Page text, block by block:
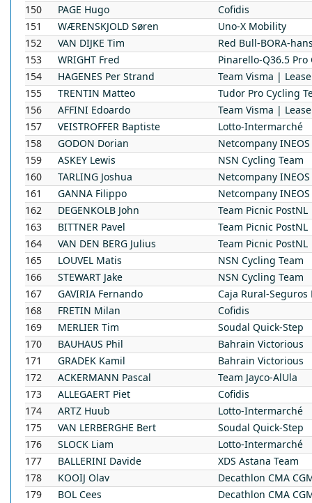
150
PAGE Hugo
Cofidis
151
WÆRENSKJOLD Søren
Uno-X Mobility
152
VAN DIJKE Tim
Red Bull-BORA-
153
WRIGHT Fred
Pinarello-Q36.5 Pro
154
HAGENES Per Strand
Team Visma |
155
TRENTIN Matteo
Tudor Pro Cycling
156
AFFINI Edoardo
Team Visma |
157
VEISTROFFER Baptiste
Lotto-Intermarché
158
GODON Dorian
Netcompany
159
ASKEY Lewis
NSN Cycling Team
160
TARLING Joshua
Netcompany
161
GANNA Filippo
Netcompany
162
DEGENKOLB John
Team Picnic PostNL
163
BITTNER Pavel
Team Picnic PostNL
164
VAN DEN BERG Julius
Team Picnic PostNL
165
LOUVEL Matis
NSN Cycling Team
166
STEWART Jake
NSN Cycling Team
167
GAVIRIA Fernando
Caja Rural-Seguros
168
FRETIN Milan
Cofidis
169
MERLIER Tim
Soudal Quick-Step
170
BAUHAUS Phil
Bahrain Victorious
171
GRADEK Kamil
Bahrain Victorious
172
ACKERMANN Pascal
Team Jayco-AlUla
173
ALLEGAERT Piet
Cofidis
174
ARTZ Huub
Lotto-Intermarché
175
VAN LERBERGHE Bert
Soudal Quick-Step
176
SLOCK Liam
Lotto-Intermarché
177
BALLERINI Davide
XDS Astana Team
178
KOOIJ Olav
Decathlon CMA
179
BOL Cees
Decathlon CMA